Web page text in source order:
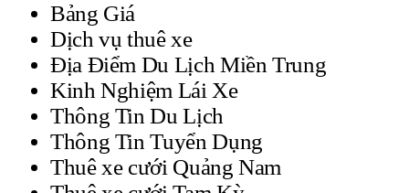
Bảng Giá
Dịch vụ thuê xe
Địa Điểm Du Lịch Miền Trung
Kinh Nghiệm Lái Xe
Thông Tin Du Lịch
Thông Tin Tuyển Dụng
Thuê xe cưới Quảng Nam